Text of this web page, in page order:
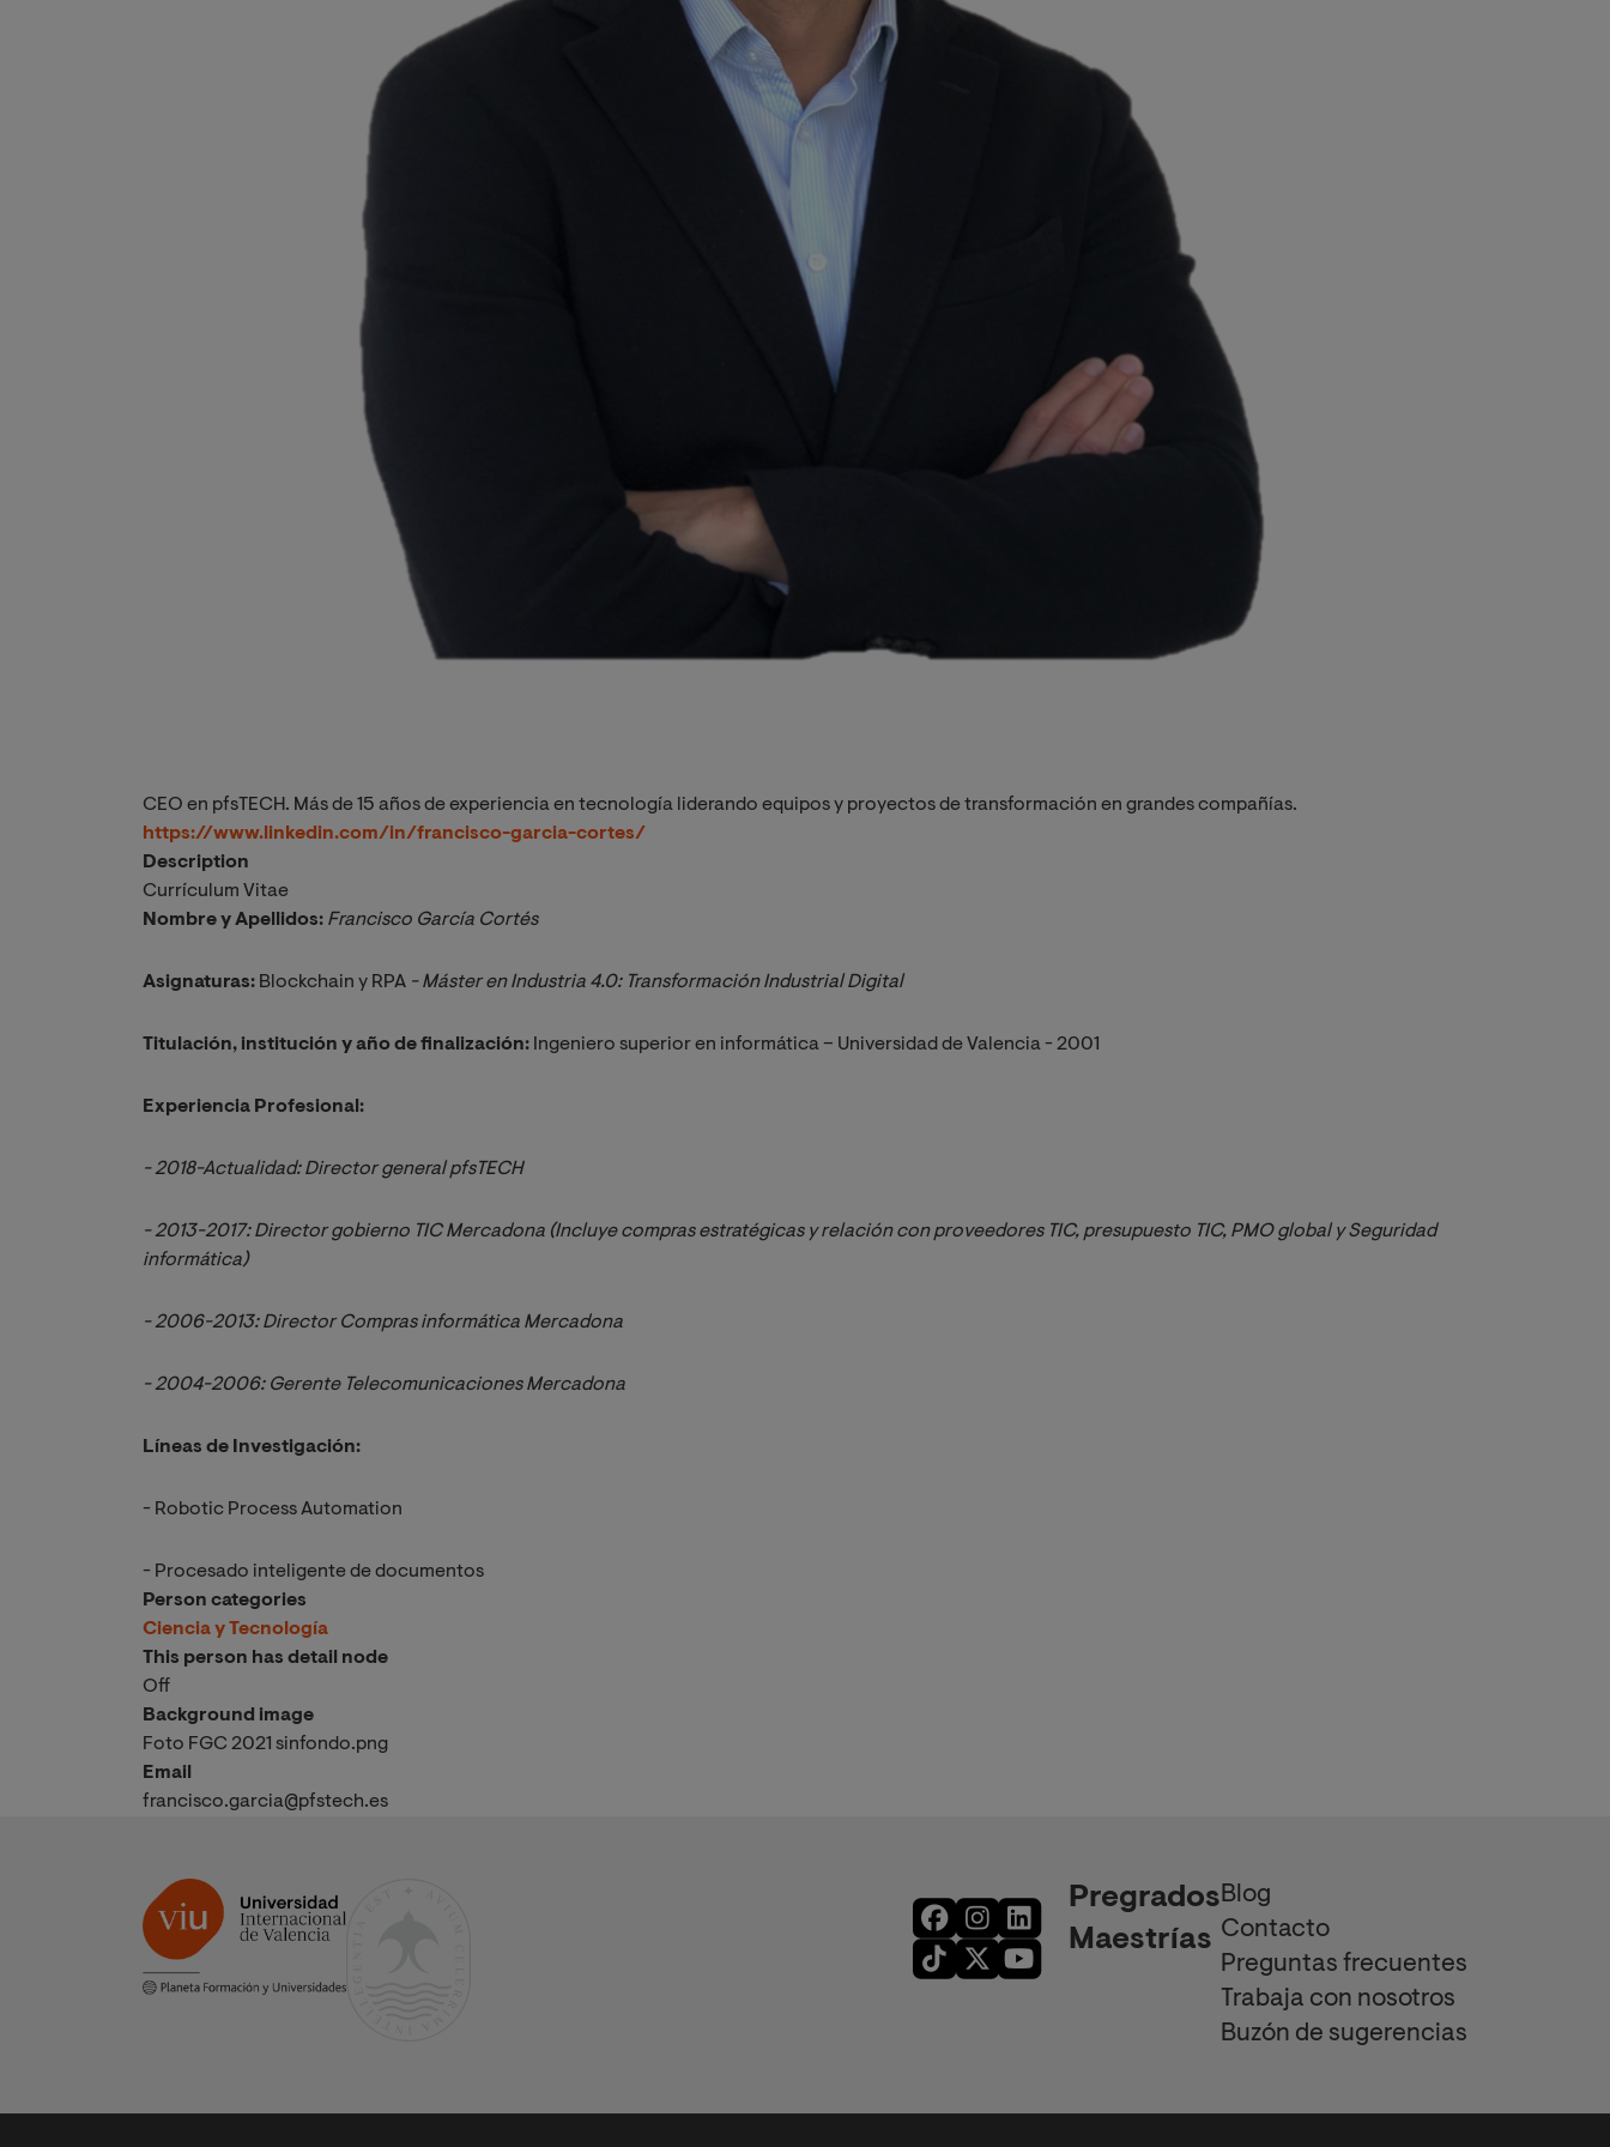
CEO en pfsTECH. Más de 15 años de experiencia en tecnología liderando equipos y proyectos de transformación en grandes compañías.
https://www.linkedin.com/in/francisco-garcia-cortes/
Description
Currículum Vitae
Nombre y Apellidos: Francisco García Cortés
Asignaturas: Blockchain y RPA - Máster en Industria 4.0: Transformación Industrial Digital
Titulación, institución y año de finalización: Ingeniero superior en informática – Universidad de Valencia - 2001
Experiencia Profesional:
- 2018-Actualidad: Director general pfsTECH
- 2013-2017: Director gobierno TIC Mercadona (Incluye compras estratégicas y relación con proveedores TIC, presupuesto TIC, PMO global y Seguridad
informática)
- 2006-2013: Director Compras informática Mercadona
- 2004-2006: Gerente Telecomunicaciones Mercadona
Líneas de Investigación:
- Robotic Process Automation
- Procesado inteligente de documentos
Person categories
Ciencia y Tecnología
This person has detail node
Off
Background image
Foto FGC 2021 sinfondo.png
Email
francisco.garcia@pfstech.es
Pregrados
Maestrías
Blog
Contacto
Preguntas frecuentes
Trabaja con nosotros
Buzón de sugerencias